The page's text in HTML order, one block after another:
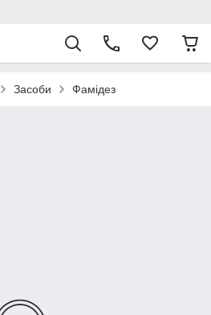
Засоби Фамідез